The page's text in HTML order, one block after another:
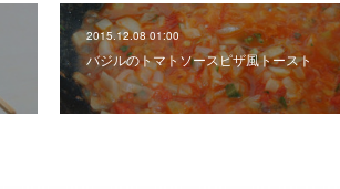
2015.12.08 01:00
バジルのトマトソースピザ風トースト